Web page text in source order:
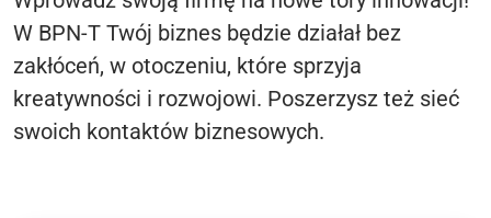
W BPN-T Twój biznes będzie działał bez
zakłóceń, w otoczeniu, które sprzyja
kreatywności i rozwojowi. Poszerzysz też sieć
swoich kontaktów biznesowych.